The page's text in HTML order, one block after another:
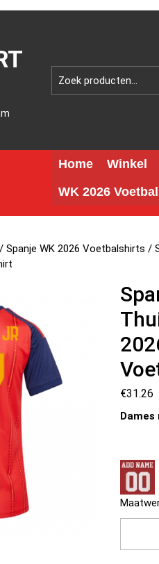
Home Winkel
WK 2026
/Spanje WK 2026 Voetbalshirts /
€31.26
Dames